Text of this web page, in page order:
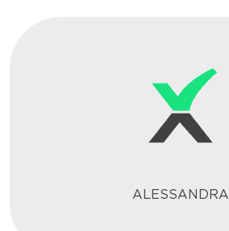
ALESSANDRA